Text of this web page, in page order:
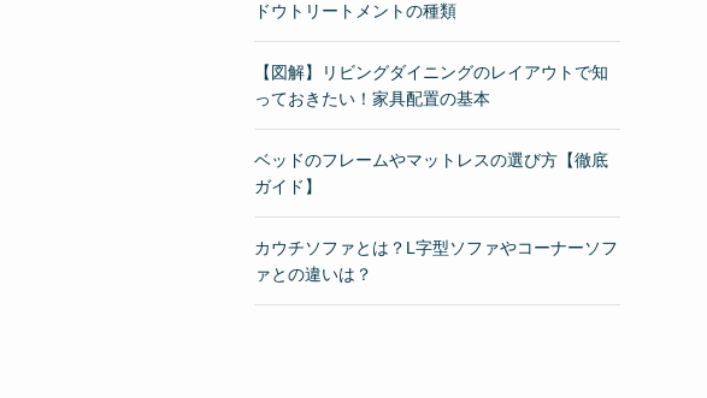
ドウトリートメントの種類
【図解】リビングダイニングのレイアウトで知
っておきたい！家具配置の基本
ベッドのフレームやマットレスの選び方【徹底
ガイド】
カウチソファとは？L字型ソファやコーナーソフ
ァとの違いは？